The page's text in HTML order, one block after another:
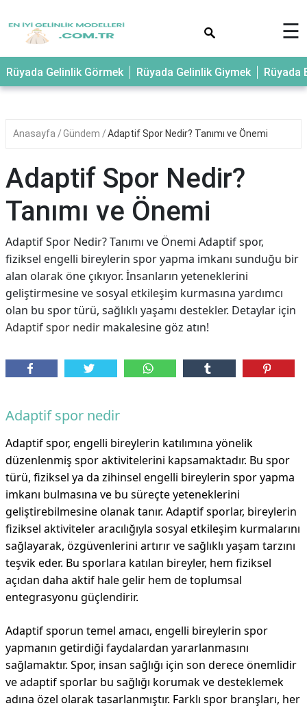
☰
Rüyada Gelinlik Görmek Rüyada Gelinlik Giymek Rüyada
Anasayfa Gündem Adaptif Spor Nedir? Tanımı ve Önemi
Adaptif Spor Nedir?
Tanımı ve Önemi
Adaptif Spor Nedir? Tanımı ve Önemi Adaptif spor,
fiziksel engelli bireylerin spor yapma imkanı sunduğu bir
alan olarak öne çıkıyor. İnsanların yeteneklerini
geliştirmesine ve sosyal etkileşim kurmasına yardımcı
olan bu spor türü, sağlıklı yaşamı destekler. Detaylar için
Adaptif spor nedir makalesine göz atın!
Adaptif spor nedir
Adaptif spor, engelli bireylerin katılımına yönelik
düzenlenmiş spor aktivitelerini kapsamaktadır. Bu spor
türü, fiziksel ya da zihinsel engelli bireylerin spor yapma
imkanı bulmasına ve bu süreçte yeteneklerini
geliştirebilmesine olanak tanır. Adaptif sporlar, bireylerin
fiziksel aktiviteler aracılığıyla sosyal etkileşim kurmalarını
sağlayarak, özgüvenlerini artırır ve sağlıklı yaşam tarzını
teşvik eder. Bu sporlara katılan bireyler, hem fiziksel
açıdan daha aktif hale gelir hem de toplumsal
entegrasyonu güçlendirir.
Adaptif sporun temel amacı, engelli bireylerin spor
yapmanın getirdiği faydalardan yararlanmasını
sağlamaktır. Spor, insan sağlığı için son derece önemlidir
ve adaptif sporlar bu sağlığı korumak ve desteklemek
adına özel olarak tasarlanmıştır. Farklı spor branşları, her